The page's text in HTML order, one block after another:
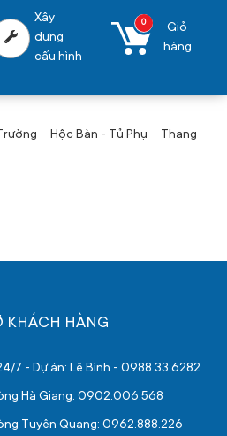
Xây
dựng
cấu hình
0
Giỏ
hàng
Hộc Bàn - Tủ Phụ Thang
KHÁCH HÀNG
7 - Dự án: Lê Bình - 0988.33.6282
Hà Giang: 0902.006.568
Tuyên Quang: 0962.888.226